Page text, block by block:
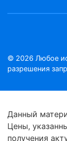
© 2026 Любое
разрешения
Данный
Цены,
получения